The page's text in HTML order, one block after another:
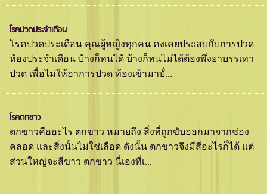
โรคปวดประจำเดือน
โรคปวดประเดือน คุณผู้หญิงทุกคน คงเคยประสบกับการปวด
ท้องประจำเดือน บ้างก็ทนได้ บ้างก็ทนไม่ได้ต้องพึ่งยาบรรเทา
ปวด เพื่อไม่ให้อาการปวด ท้องเข้ามาบั่...
โรคตกขาว
ตกขาวคืออะไร ตกขาว หมายถึง สิ่งที่ถูกขับออกมาจากช่อง
คลอด และสิ่งนั้นไม่ใช่เลือด ดังนั้น ตกขาวจึงมีสีอะไรก็ได้ แต่
ส่วนใหญ่จะสีขาว ตกขาว นี่เองที่เ...